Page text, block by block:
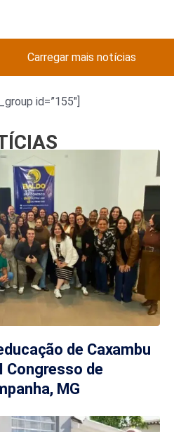
Carregar mais notícias
id=”155″]
de Caxambu
Congresso de
MG